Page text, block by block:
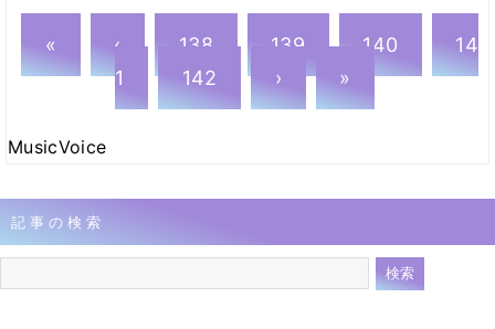
« ‹ 138 139 140
14
1
142 › »
MusicVoice
記事の検索